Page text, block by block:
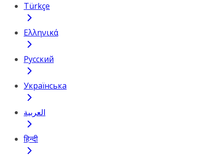
Türkçe
Ελληνικά
Русский
Українська
العربية
हिन्दी